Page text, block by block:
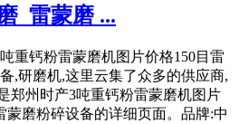
_雷蒙磨 ...
重钙粉雷蒙磨机图片价格150目雷
,研磨机,这里云集了众多的供应商,
郑州时产3吨重钙粉雷蒙磨机图片
蒙磨粉碎设备的详细页面。品牌:中